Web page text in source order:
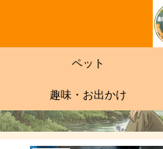
ペット
趣味・お出かけ